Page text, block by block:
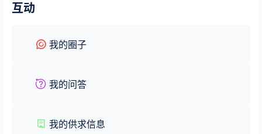
互动
我的圈子
我的问答
我的供求信息